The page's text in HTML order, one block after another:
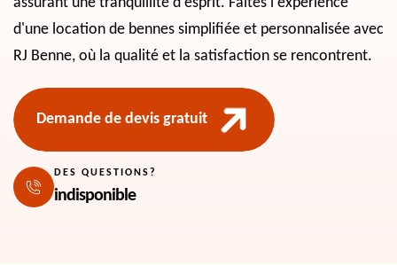
d'une location de bennes simplifiée et personnalisée avec
RJ Benne, où la qualité et la satisfaction se rencontrent.
Demande de devis gratuit
DES QUESTIONS?
indisponible